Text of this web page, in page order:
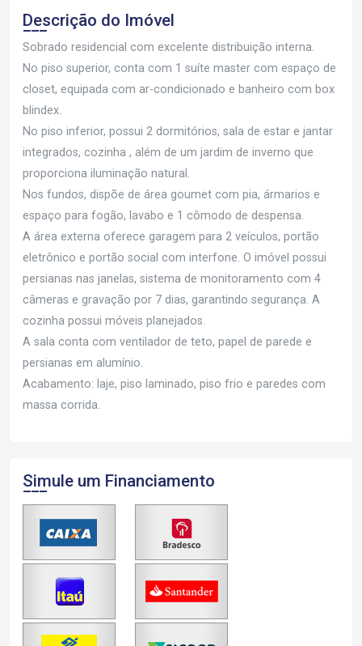
Descrição do Imóvel
Sobrado residencial com excelente distribuição interna.
No piso superior, conta com 1 suíte master com espaço de
closet, equipada com ar-condicionado e banheiro com box
blindex.
No piso inferior, possui 2 dormitórios, sala de estar e jantar
integrados, cozinha , além de um jardim de inverno que
proporciona iluminação natural.
Nos fundos, dispõe de área goumet com pia, ármarios e
espaço para fogão, lavabo e 1 cômodo de despensa.
A área externa oferece garagem para 2 veículos, portão
eletrônico e portão social com interfone. O imóvel possui
persianas nas janelas, sistema de monitoramento com 4
câmeras e gravação por 7 dias, garantindo segurança. A
cozinha possui móveis planejados.
A sala conta com ventilador de teto, papel de parede e
persianas em alumínio.
Acabamento: laje, piso laminado, piso frio e paredes com
massa corrida.
Simule um Financiamento